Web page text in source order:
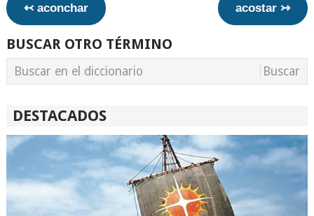
↢ aconchar acostar ↣
BUSCAR OTRO TÉRMINO
DESTACADOS